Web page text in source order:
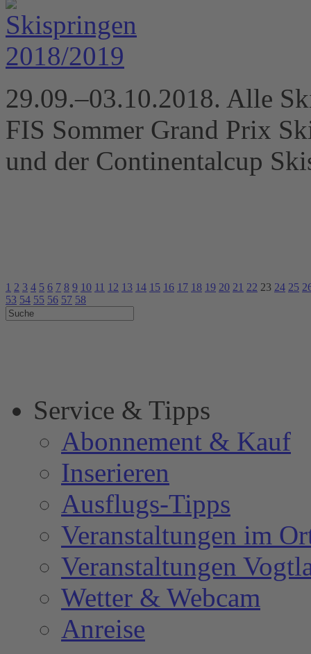
29.09.–03.10.2018. Alle
FIS Sommer Grand Prix
und der Continentalcup
1 2 3 4 5 6 7 8 9 10 11 12 13 14 15 16 17 18 19 20 21 22 23 24 25
53 54 55 56 57 58
Service & Tipps
Abonnement & Kauf
Inserieren
Ausflugs-Tipps
Veranstaltungen im
Veranstaltungen
Wetter & Webcam
Anreise